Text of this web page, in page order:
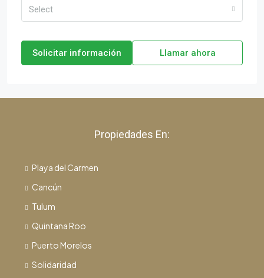
Select
Solicitar información Llamar ahora
Propiedades En:
Playa del Carmen
Cancún
Tulum
Quintana Roo
Puerto Morelos
Solidaridad